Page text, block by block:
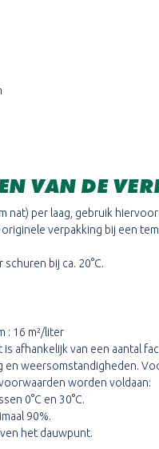
VAN DE
nat) per laag, gebruik
verpakking bij een
bij ca. 20°C.
: 16 m²/liter
afhankelijk van een aantal
en weersomstandigheden.
worden voldaan:
0°C en 30°C.
90%.
het dauwpunt.